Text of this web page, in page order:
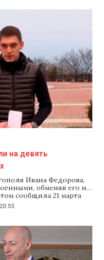
— заявил
на девять
Ивана Федорова,
обменяв его на
сообщила 21 марта
в России
что это первый обмен
из них часть из
20:55